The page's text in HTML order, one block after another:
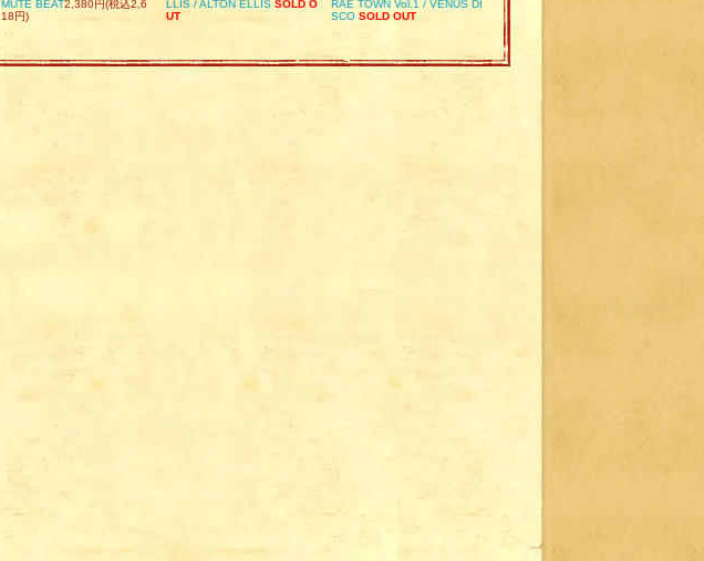
MUTE BEAT2,380円(税込2,6
18円)
LLIS / ALTON ELLIS SOLD O
UT
RAE TOWN Vol.1 / VENUS DI
SCO SOLD OUT